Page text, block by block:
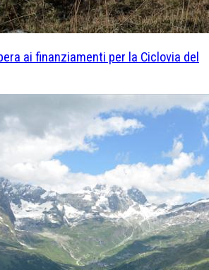
ai finanziamenti per la Ciclovia del